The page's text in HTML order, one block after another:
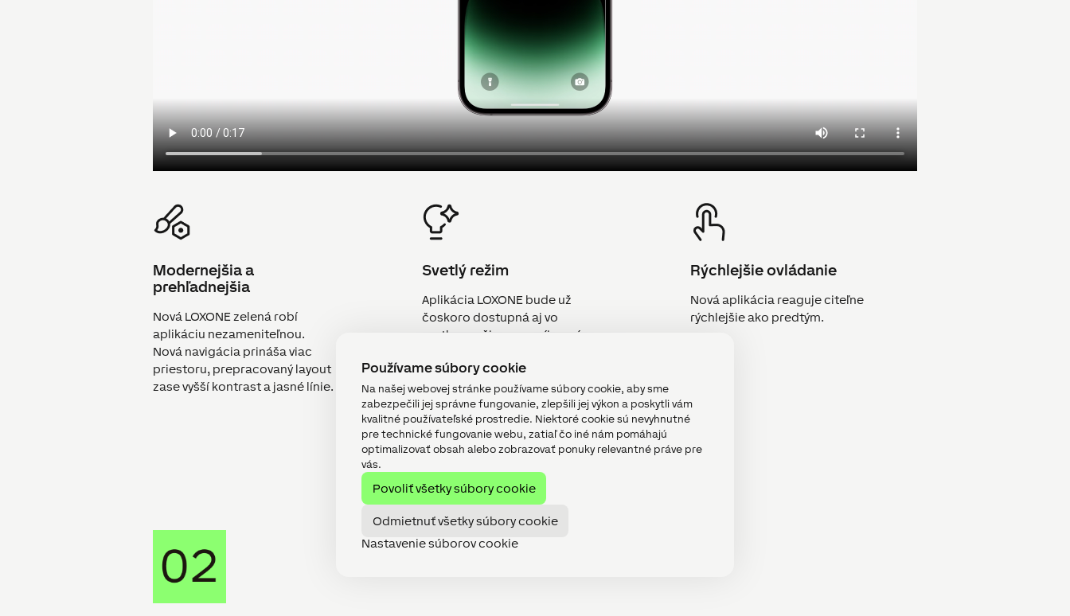
Používame súbory cookie
Na našej webovej stránke používame súbory cookie, aby sme
zabezpečili jej správne fungovanie, zlepšili jej výkon a poskytli vám
kvalitné používateľské prostredie. Niektoré cookie sú nevyhnutné
pre technické fungovanie webu, zatiaľ čo iné nám pomáhajú
optimalizovať obsah alebo zobrazovať ponuky relevantné práve pre
vás.
Povoliť všetky súbory cookie
Odmietnuť všetky súbory cookie
Nastavenie súborov cookie
Modernejšia a
prehľadnejšia
Nová LOXONE zelená robí
aplikáciu nezameniteľnou.
Nová navigácia prináša viac
priestoru, prepracovaný layout
zase vyšší kontrast a jasné línie.
Svetlý režim
Aplikácia LOXONE bude už
čoskoro dostupná aj vo
svetlom režime – s príjemným,
medzi svetlým a tmavým
režimom alebo nechajte
aplikáciu, aby sa prispôsobila
systémovému nastaveniu.
Rýchlejšie ovládanie
Nová aplikácia reaguje citeľne
rýchlejšie ako predtým.